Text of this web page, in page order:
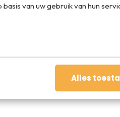
van uw gebruik van hun
Alles
onszelf, maar met
kiezen uit 32
vliegen? Wij wel!’.
om met je mee te
vullen, hoe
ook écht mogen